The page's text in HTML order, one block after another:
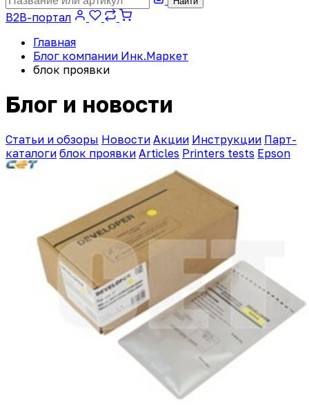
B2B-портал
Главная
Блог компании Инк.Маркет
блок проявки
Блог и новости
Статьи и обзоры Новости Акции Инструкции Парт-
каталоги блок проявки Articles Printers tests Epson